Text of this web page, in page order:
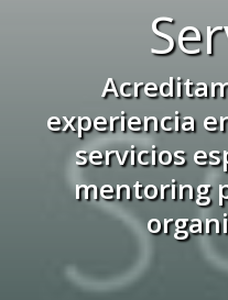
experiencia
servicios
mentoring